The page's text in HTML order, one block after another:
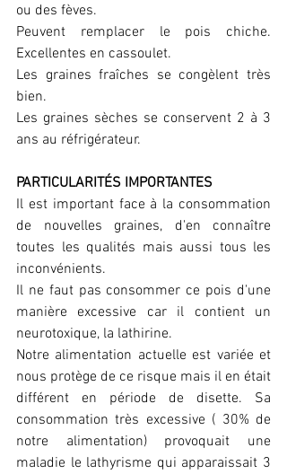
ou des fèves.
Peuvent remplacer le pois chiche.
Excellentes en cassoulet.
Les graines fraîches se congèlent très
bien.
Les graines sèches se conservent 2 à 3
ans au réfrigérateur.
PARTICULARITÉS IMPORTANTES
Il est important face à la consommation
de nouvelles graines, d'en connaître
toutes les qualités mais aussi tous les
inconvénients.
Il ne faut pas consommer ce pois d'une
manière excessive car il contient un
neurotoxique, la lathirine.
Notre alimentation actuelle est variée et
nous protège de ce risque mais il en était
différent en période de disette. Sa
consommation très excessive ( 30% de
notre alimentation) provoquait une
maladie le lathyrisme qui apparaissait 3